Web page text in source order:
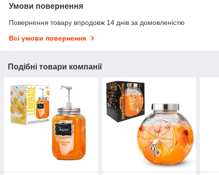
Умови повернення
Повернення товару впродовж 14 днів за домовленістю
Всі умови повернення
Подібні товари компанії